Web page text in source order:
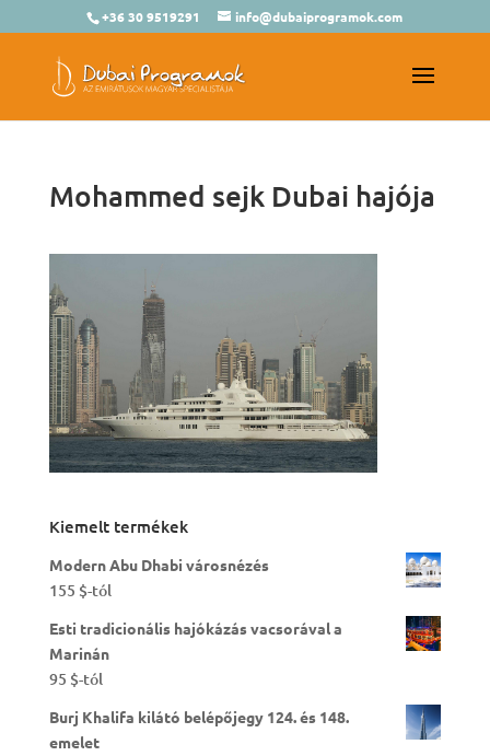
+36 30 9519291 info@dubaiprogramok.com
Mohammed sejk Dubai hajója
Kiemelt termékek
Modern Abu Dhabi városnézés
155 $-tól
Esti tradicionális hajókázás vacsorával a
Marinán
95 $-tól
Burj Khalifa kilátó belépőjegy 124. és 148.
emelet